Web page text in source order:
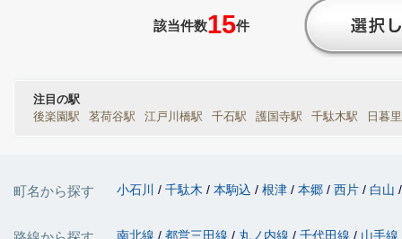
該当件数15件
注目の駅
後楽園駅
茗荷谷駅 江戸川橋駅 千石駅 護国寺駅 千駄木駅 日暮
町名から探す 小石川 千駄木 本駒込 根津 本郷 西片 白山
南北線 都営三田線 丸ノ内線 千代田線 山手線